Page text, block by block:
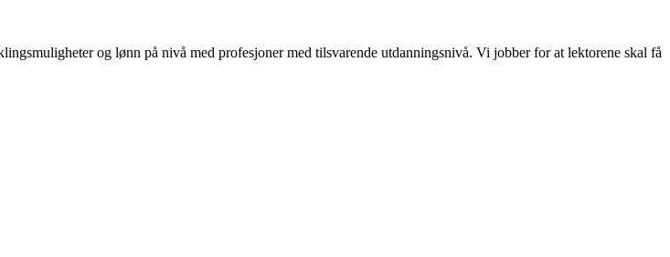
og lønn på nivå med profesjoner med tilsvarende utdanningsnivå. Vi jobber for at lektorene skal få